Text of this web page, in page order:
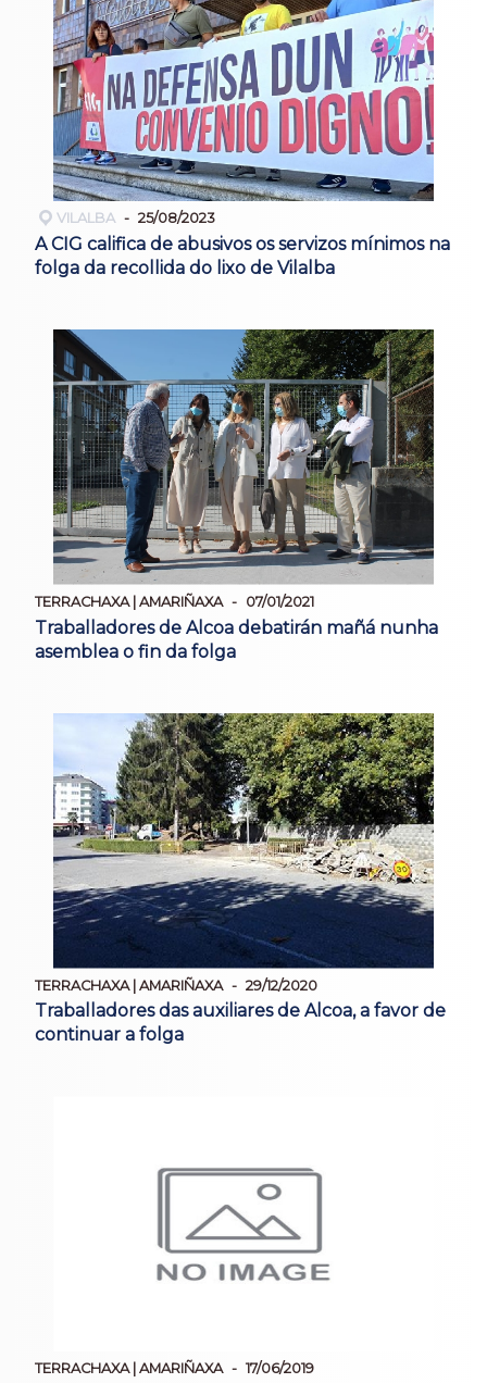
VILALBA 25/08/2023
A CIG califica de abusivos os servizos mínimos na
folga da recollida do lixo de Vilalba
TERRACHAXA | AMARIÑAXA 07/01/2021
Traballadores de Alcoa debatirán mañá nunha
asemblea o fin da folga
TERRACHAXA | AMARIÑAXA 29/12/2020
Traballadores das auxiliares de Alcoa, a favor de
continuar a folga
TERRACHAXA | AMARIÑAXA 17/06/2019